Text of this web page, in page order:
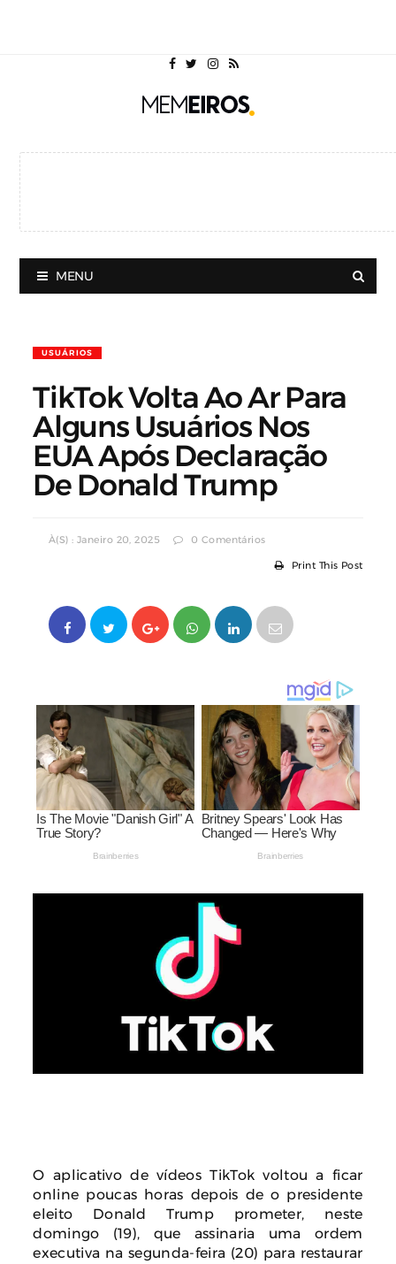
MENU
USUÁRIOS
TikTok Volta Ao Ar Para
Alguns Usuários Nos
EUA Após Declaração
De Donald Trump
À(s) : Janeiro 20, 2025 0 Comentários
Print This Post
O aplicativo de vídeos TikTok voltou a ficar
online poucas horas depois de o presidente
eleito Donald Trump prometer, neste
domingo (19), que assinaria uma ordem
executiva na segunda-feira (20) para restaurar